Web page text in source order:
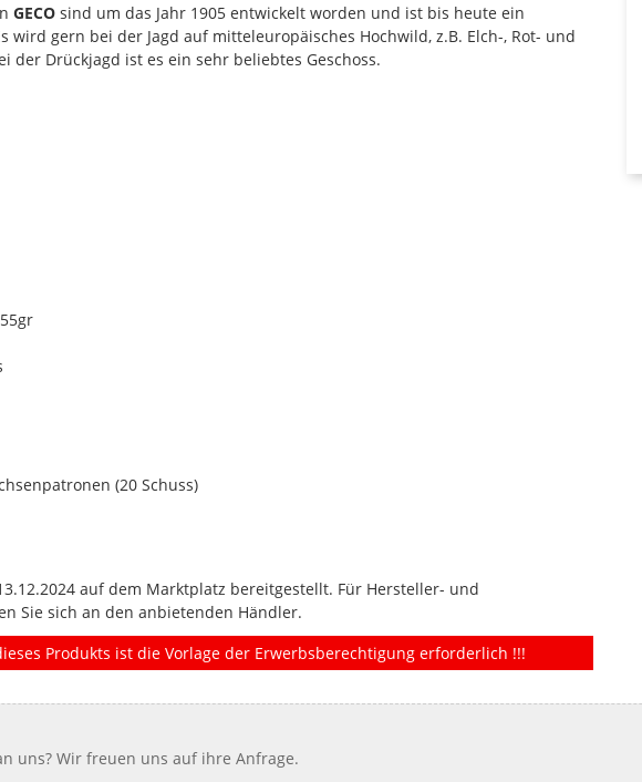
GECO sind um das Jahr 1905 entwickelt worden und ist bis heute ein
wird gern bei der Jagd auf mitteleuropäisches Hochwild, z.B. Elch-, Rot- und
der Drückjagd ist es ein sehr beliebtes Geschoss.
(20 Schuss)
auf dem Marktplatz bereitgestellt. Für Hersteller- und
Sie sich an den anbietenden Händler.
Produkts ist die Vorlage der Erwerbsberechtigung erforderlich !!!
uns? Wir freuen uns auf ihre Anfrage.